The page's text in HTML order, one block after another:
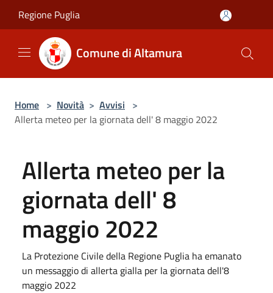
Regione Puglia
Comune di Altamura
Home > Novità > Avvisi >
Allerta meteo per la giornata dell' 8 maggio 2022
Allerta meteo per la
giornata dell' 8
maggio 2022
La Protezione Civile della Regione Puglia ha emanato
un messaggio di allerta gialla per la giornata dell'8
maggio 2022